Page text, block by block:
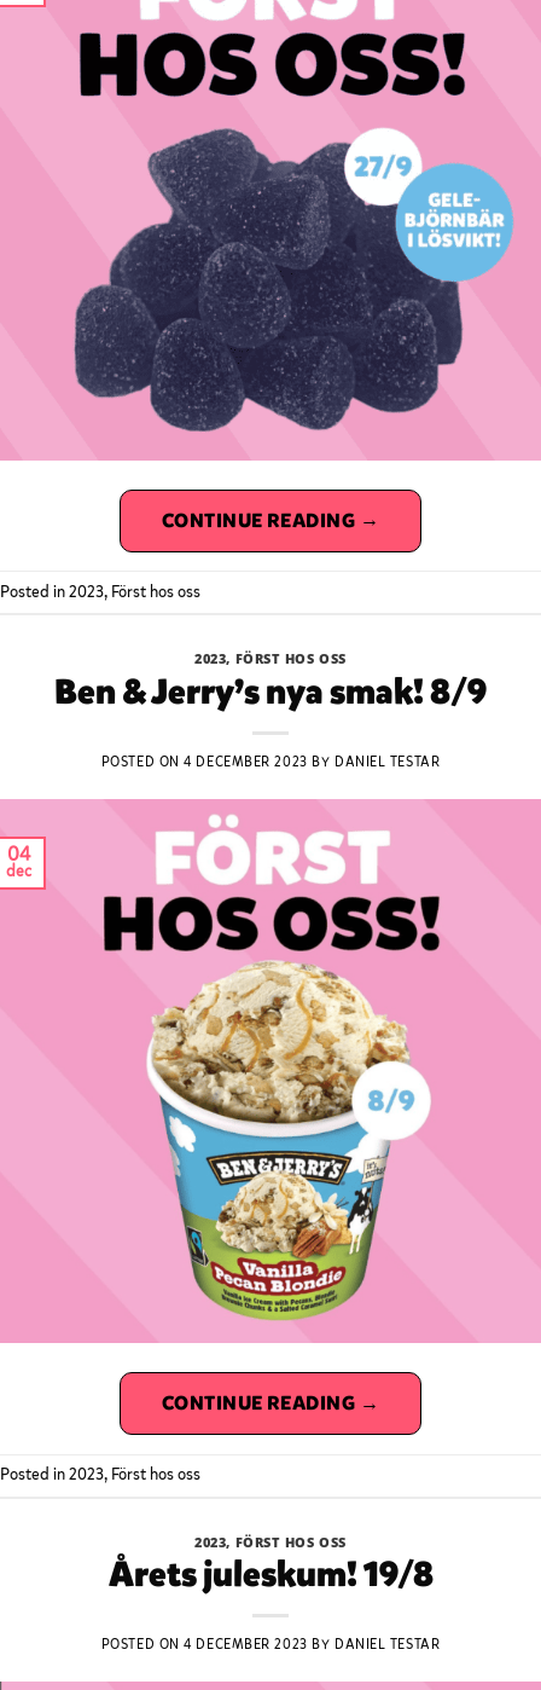
CONTINUE READING →
Posted in2023, Först hos oss
2023, FÖRST HOS OSS
Ben & Jerry’s nya smak! 8/9
POSTED ON4 DECEMBER 2023 BY DANIEL TESTAR
04
dec
CONTINUE READING →
Posted in2023, Först hos oss
2023, FÖRST HOS OSS
⁠Årets juleskum! 19/8
POSTED ON4 DECEMBER 2023 BY DANIEL TESTAR